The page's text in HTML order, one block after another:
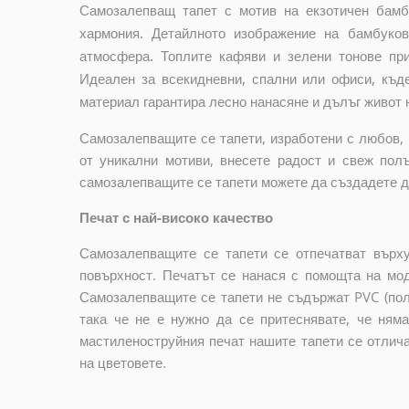
Самозалепващ тапет с мотив на екзотичен
хармония. Детайлното изображение на
атмосфера. Топлите кафяви и зелени тонове
Идеален за всекидневни, спални или офиси,
материал гарантира лесно нанасяне и дълъг живот
Самозалепващите се тапети, изработени с
от уникални мотиви, внесете радост и свеж
самозалепващите се тапети можете да създадете
Печат с най-високо качество
Самозалепващите се тапети се отпечатват
повърхност. Печатът се нанася с помощта на
Самозалепващите се тапети не съдържат PVC
така че не е нужно да се притеснявате, че
мастиленоструйния печат нашите тапети се
на цветовете.